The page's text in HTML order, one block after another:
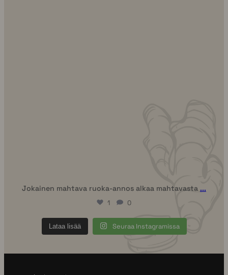
Jokainen mahtava ruoka-annos alkaa mahtavasta ...
1 0
Lataa lisää Seuraa Instagramissa